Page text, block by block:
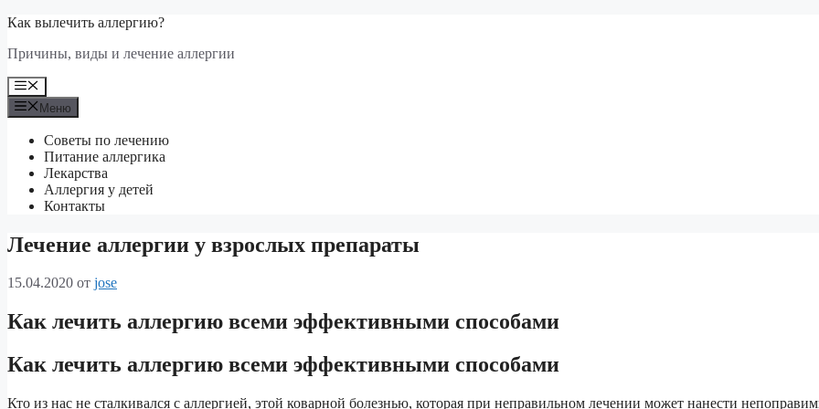
Перейти
содержимому
Как вылечить аллергию?
Причины, виды и лечение аллергии
Меню
Меню
Советы по лечению
Питание аллергика
Лекарства
Аллергия у детей
Контакты
Лечение аллергии у взрослых препараты
15.04.2020 от jose
Как лечить аллергию всеми эффективными способами
Как лечить аллергию всеми эффективными способами
Кто из нас не сталкивался с аллергией, этой коварной болезнью, которая при неправильном лечении может нанести